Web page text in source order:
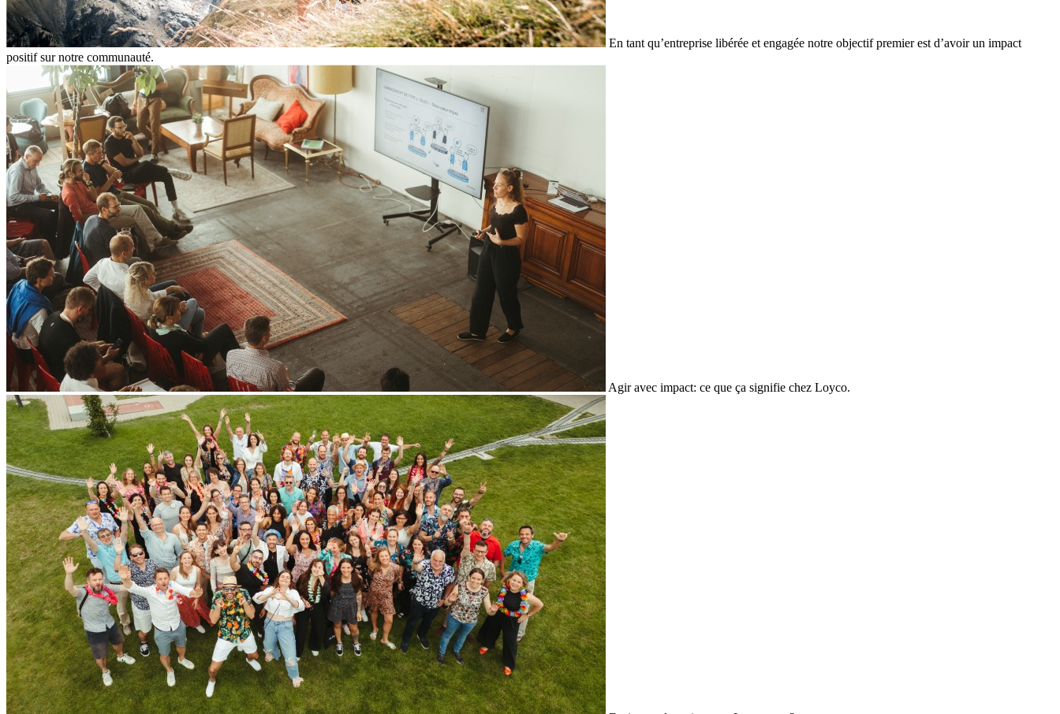
En tant qu’entreprise libérée et engagée notre objectif premier est d’avoir un impact
positif sur notre communauté.
Agir avec impact: ce que ça signifie chez Loyco.